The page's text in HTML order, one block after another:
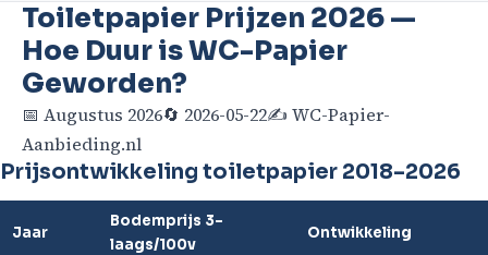
Toiletpapier Prijzen 2026 —
Hoe Duur is WC-Papier
Geworden?
📅 Augustus 2026🔄 2026-05-22✍️ WC-Papier-
Aanbieding.nl
Prijsontwikkeling toiletpapier 2018–2026
Jaar
Bodemprijs 3-
laags/100v
Ontwikkeling